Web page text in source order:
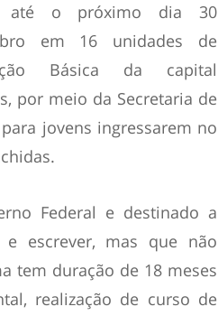
até o próximo dia 30
em 16 unidades de
Básica da capital
por meio da Secretaria de
jovens ingressarem no
Federal e destinado a
escrever, mas que não
tem duração de 18 meses
realização de curso de